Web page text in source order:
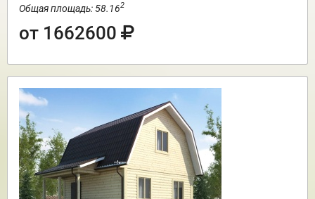
Общая площадь: 58.162
от 1662600